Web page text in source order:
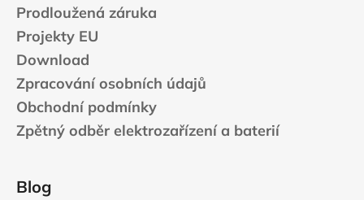
Prodloužená záruka
Projekty EU
Download
Zpracování osobních údajů
Obchodní podmínky
Zpětný odběr elektrozařízení a baterií
Blog